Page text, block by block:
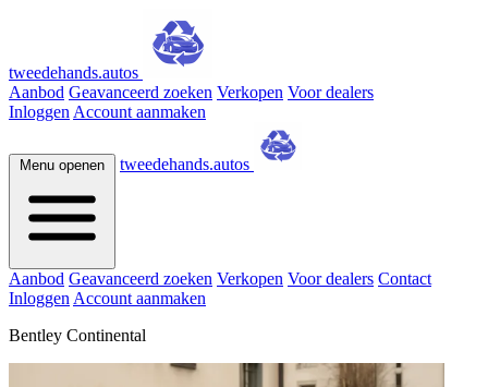
tweedehands.autos
Aanbod Geavanceerd zoeken Verkopen Voor dealers
Inloggen Account aanmaken
Menu openen tweedehands.autos
Aanbod Geavanceerd zoeken Verkopen Voor dealers Contact
Inloggen Account aanmaken
Bentley Continental